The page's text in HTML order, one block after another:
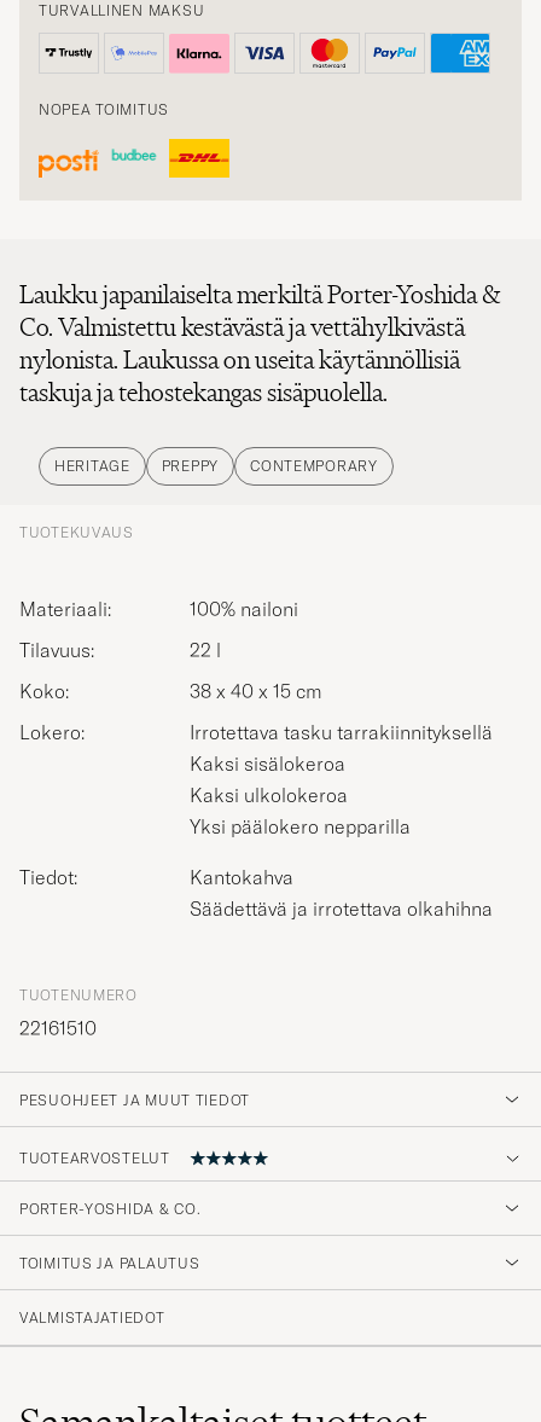
TURVALLINEN MAKSU
NOPEA TOIMITUS
Laukku japanilaiselta merkiltä Porter-Yoshida &
Co. Valmistettu kestävästä ja vettähylkivästä
nylonista. Laukussa on useita käytännöllisiä
taskuja ja tehostekangas sisäpuolella.
HERITAGE PREPPY CONTEMPORARY
TUOTEKUVAUS
Materiaali:
100% nailoni
Tilavuus:
22 l
Koko:
38 x 40 x 15 cm
Lokero:
Irrotettava tasku tarrakiinnityksellä
Kaksi sisälokeroa
Kaksi ulkolokeroa
Yksi päälokero nepparilla
Tiedot:
Kantokahva
Säädettävä ja irrotettava olkahihna
TUOTENUMERO
22161510
PESUOHJEET JA MUUT TIEDOT
TUOTEARVOSTELUT
Flott bag i god kvalitet
NIKOLAI S
OSTETTU OSOITTEESSA CAREOFCARL.NO
PORTER-YOSHIDA & CO.
TOIMITUS JA PALAUTUS
VALMISTAJATIEDOT